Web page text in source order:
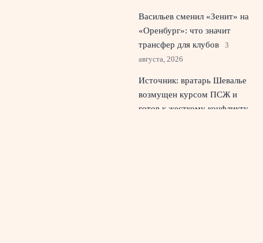
Васильев сменил «Зенит» на
«Оренбург»: что значит
трансфер для клубов
3
августа, 2026
Источник: вратарь Шевалье
возмущен курсом ПСЖ и
готов к жесткому конфликту